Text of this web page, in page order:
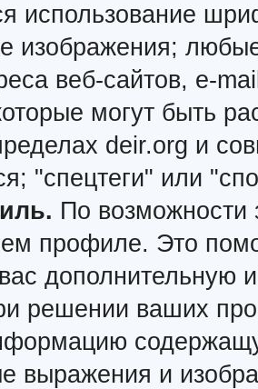
использование
изображения;
веб-сайтов, e-
могут быть
deir.org и
"спецтеги" или
По возможности
профиле. Это
дополнительную
решении ваших
выражения и